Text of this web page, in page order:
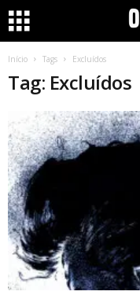
Início Tags Excluídos
Tag: Excluídos